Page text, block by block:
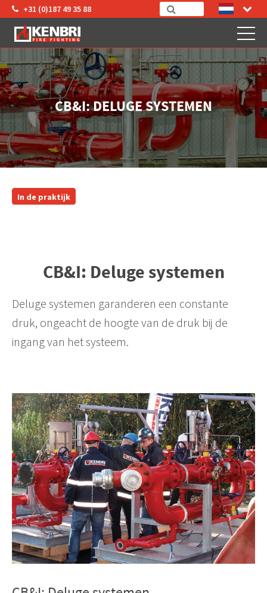
+31 (0)187 49 35 88
CB&I: DELUGE SYSTEMEN
In de praktijk
CB&I: Deluge systemen
Deluge systemen garanderen een constante
druk, ongeacht de hoogte van de druk bij de
ingang van het systeem.